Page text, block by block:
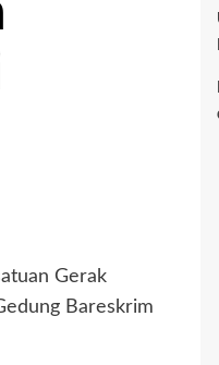
Gerak
Bareskrim